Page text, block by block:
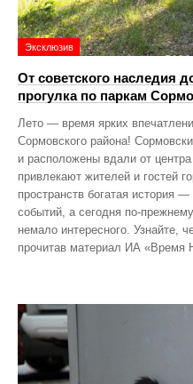
Эксклюзив
От советского наследия
прогулка по паркам
Лето — время ярких
Сормовского района!
и расположены вдали от
привлекают жителей и гостей
пространств богатая история
событий, а сегодня
немало интересного. Узнайте,
прочитав материал ИА «Время